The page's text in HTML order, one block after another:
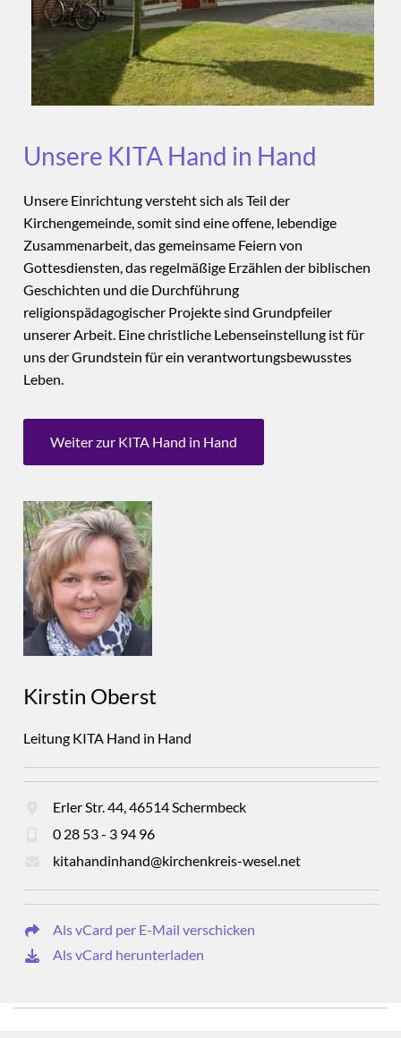
Unsere KITA Hand in Hand
Unsere Einrichtung versteht sich als Teil der
Kirchengemeinde, somit sind eine offene, lebendige
Zusammenarbeit, das gemeinsame Feiern von
Gottesdiensten, das regelmäßige Erzählen der biblischen
Geschichten und die Durchführung
religionspädagogischer Projekte sind Grundpfeiler
unserer Arbeit. Eine christliche Lebenseinstellung ist für
uns der Grundstein für ein verantwortungsbewusstes
Leben.
Weiter zur KITA Hand in Hand
Kirstin Oberst
Leitung KITA Hand in Hand
Erler Str. 44, 46514 Schermbeck
0 28 53 - 3 94 96
kitahandinhand@kirchenkreis-wesel.net
Als vCard per E-Mail verschicken
Als vCard herunterladen